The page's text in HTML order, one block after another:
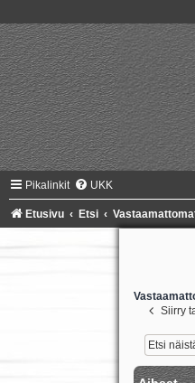
Pikalinkit UKK
Etusivu Etsi
Siirry